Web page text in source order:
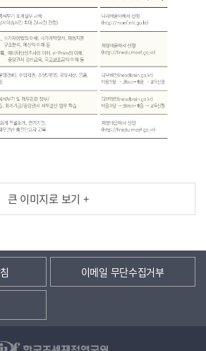
큰 이미지로 보기 +
이메일 무단수집거부